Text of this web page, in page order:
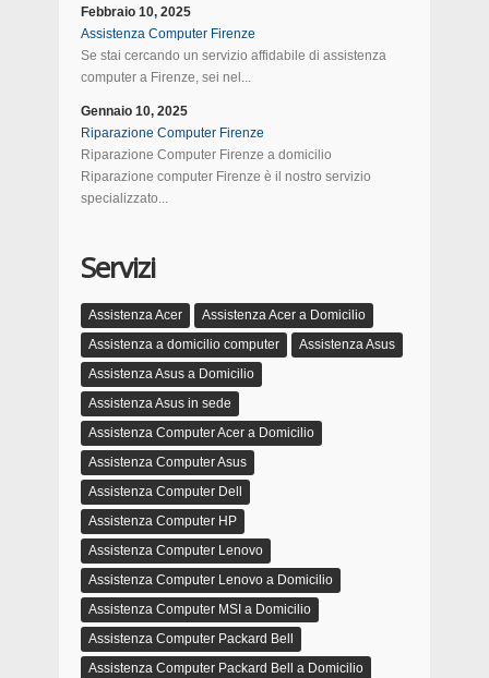
Febbraio 10, 2025
Assistenza Computer Firenze
Se stai cercando un servizio affidabile di assistenza
computer a Firenze, sei nel...
Gennaio 10, 2025
Riparazione Computer Firenze
Riparazione Computer Firenze a domicilio
Riparazione computer Firenze è il nostro servizio
specializzato...
Servizi
Assistenza Acer
Assistenza Acer a Domicilio
Assistenza a domicilio computer
Assistenza Asus
Assistenza Asus a Domicilio
Assistenza Asus in sede
Assistenza Computer Acer a Domicilio
Assistenza Computer Asus
Assistenza Computer Dell
Assistenza Computer HP
Assistenza Computer Lenovo
Assistenza Computer Lenovo a Domicilio
Assistenza Computer MSI a Domicilio
Assistenza Computer Packard Bell
Assistenza Computer Packard Bell a Domicilio